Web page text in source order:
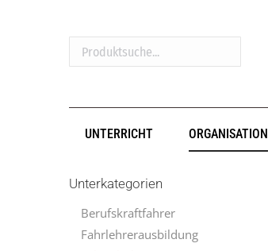
Produktsuche...
UNTERRICHT ORGANISATION
Unterkategorien
Berufskraftfahrer
Fahrlehrerausbildung